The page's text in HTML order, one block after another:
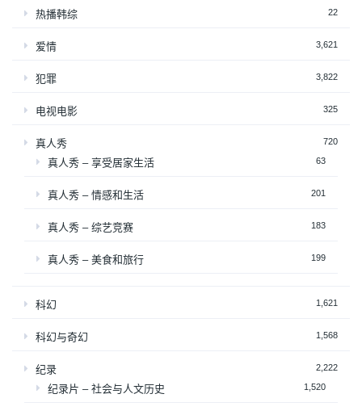
热播韩综 22
爱情 3,621
犯罪 3,822
电视电影 325
真人秀 720
真人秀 – 享受居家生活 63
真人秀 – 情感和生活 201
真人秀 – 综艺竞赛 183
真人秀 – 美食和旅行 199
科幻 1,621
科幻与奇幻 1,568
纪录 2,222
纪录片 – 社会与人文历史 1,520